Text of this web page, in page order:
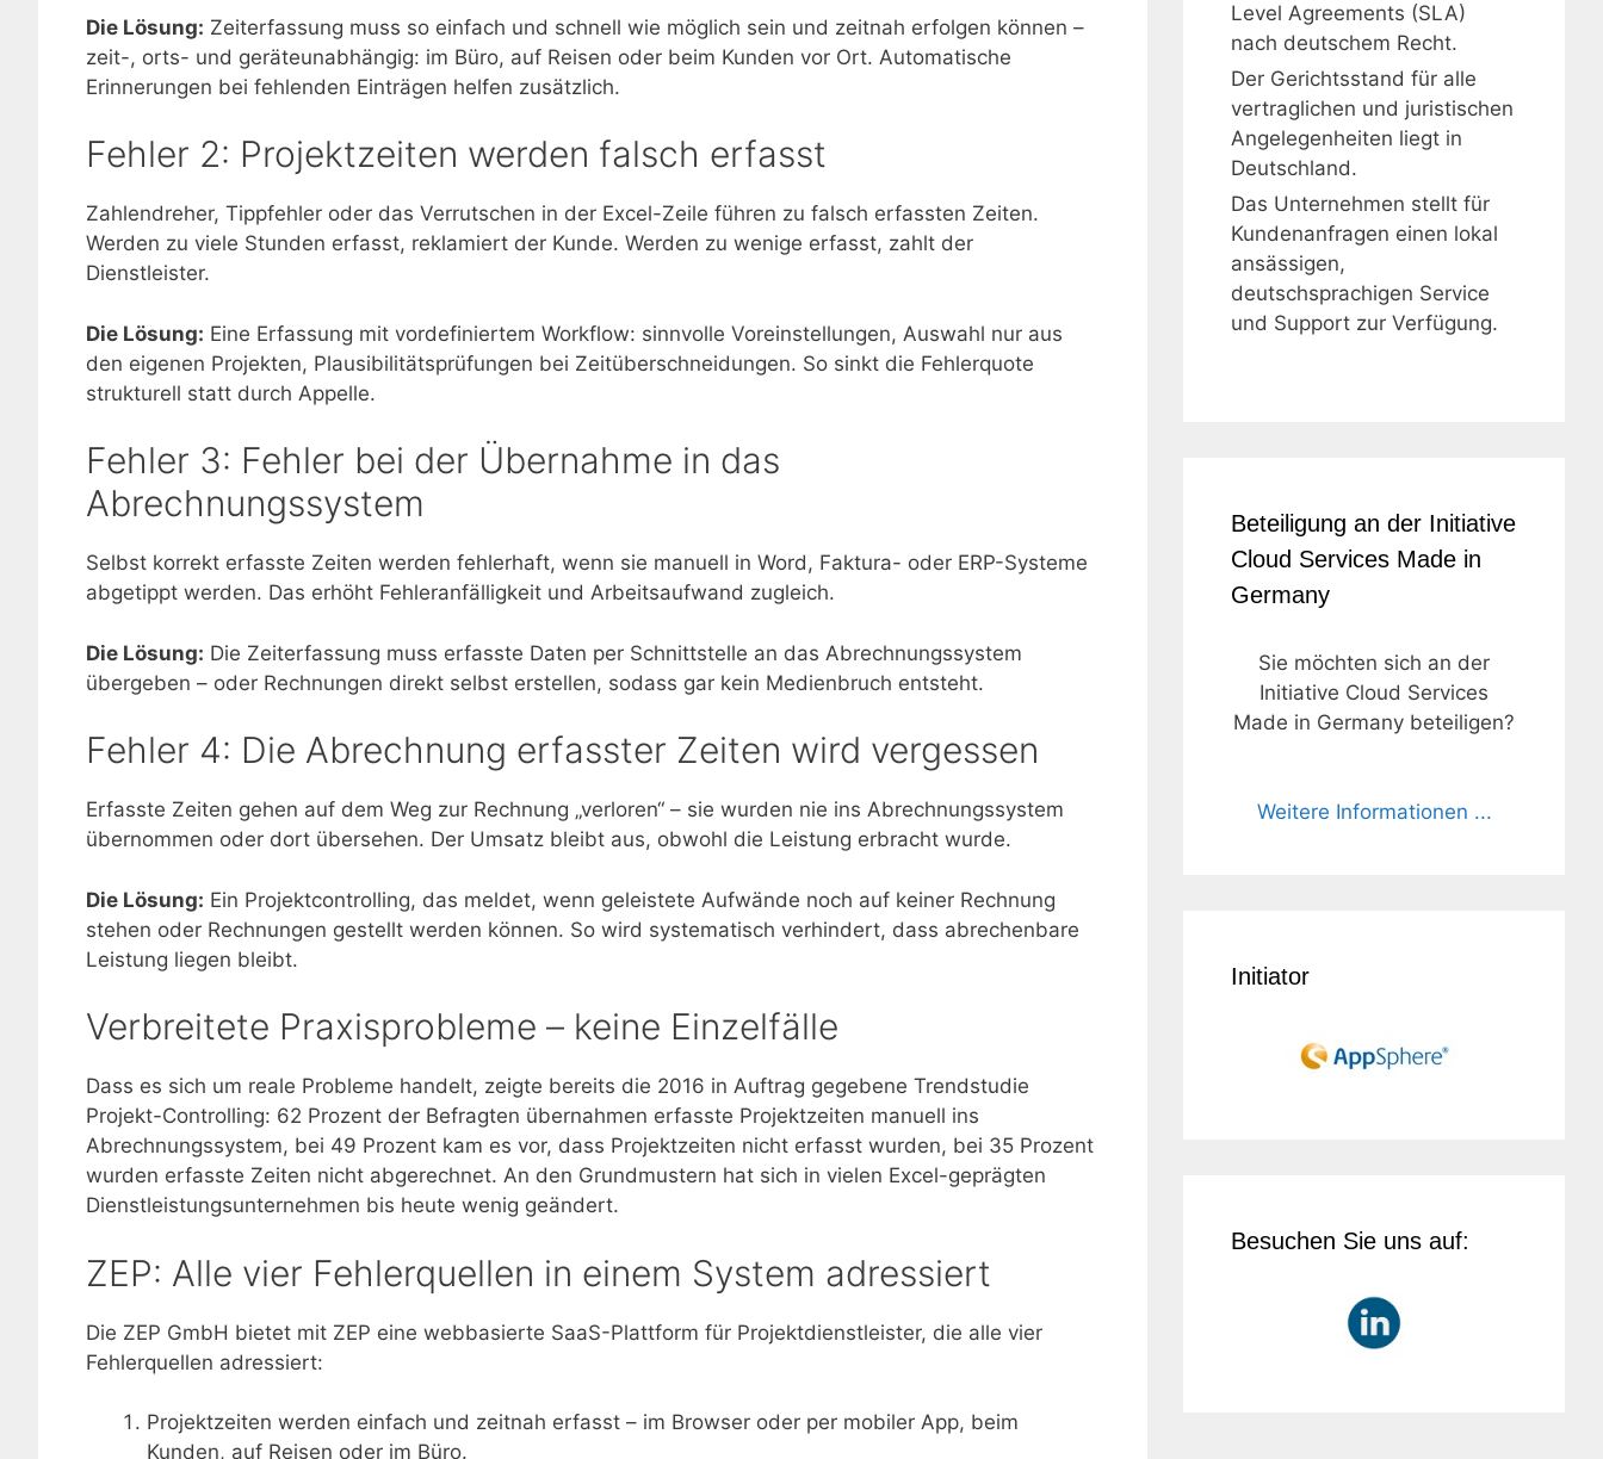
Die Lösung: Zeiterfassung muss so einfach und schnell wie möglich sein und zeitnah erfolgen können –
zeit-, orts- und geräteunabhängig: im Büro, auf Reisen oder beim Kunden vor Ort. Automatische
Erinnerungen bei fehlenden Einträgen helfen zusätzlich.
Fehler 2: Projektzeiten werden falsch erfasst
Zahlendreher, Tippfehler oder das Verrutschen in der Excel-Zeile führen zu falsch erfassten Zeiten.
Werden zu viele Stunden erfasst, reklamiert der Kunde. Werden zu wenige erfasst, zahlt der
Dienstleister.
Die Lösung: Eine Erfassung mit vordefiniertem Workflow: sinnvolle Voreinstellungen, Auswahl nur aus
den eigenen Projekten, Plausibilitätsprüfungen bei Zeitüberschneidungen. So sinkt die Fehlerquote
strukturell statt durch Appelle.
Fehler 3: Fehler bei der Übernahme in das
Abrechnungssystem
Selbst korrekt erfasste Zeiten werden fehlerhaft, wenn sie manuell in Word, Faktura- oder ERP-Systeme
abgetippt werden. Das erhöht Fehleranfälligkeit und Arbeitsaufwand zugleich.
Die Lösung: Die Zeiterfassung muss erfasste Daten per Schnittstelle an das Abrechnungssystem
übergeben – oder Rechnungen direkt selbst erstellen, sodass gar kein Medienbruch entsteht.
Fehler 4: Die Abrechnung erfasster Zeiten wird vergessen
Erfasste Zeiten gehen auf dem Weg zur Rechnung „verloren“ – sie wurden nie ins Abrechnungssystem
übernommen oder dort übersehen. Der Umsatz bleibt aus, obwohl die Leistung erbracht wurde.
Die Lösung: Ein Projektcontrolling, das meldet, wenn geleistete Aufwände noch auf keiner Rechnung
stehen oder Rechnungen gestellt werden können. So wird systematisch verhindert, dass abrechenbare
Leistung liegen bleibt.
Verbreitete Praxisprobleme – keine Einzelfälle
Dass es sich um reale Probleme handelt, zeigte bereits die 2016 in Auftrag gegebene Trendstudie
Projekt-Controlling: 62 Prozent der Befragten übernahmen erfasste Projektzeiten manuell ins
Abrechnungssystem, bei 49 Prozent kam es vor, dass Projektzeiten nicht erfasst wurden, bei 35 Prozent
wurden erfasste Zeiten nicht abgerechnet. An den Grundmustern hat sich in vielen Excel-geprägten
Dienstleistungsunternehmen bis heute wenig geändert.
ZEP: Alle vier Fehlerquellen in einem System adressiert
Die ZEP GmbH bietet mit ZEP eine webbasierte SaaS-Plattform für Projektdienstleister, die alle vier
Fehlerquellen adressiert:
Projektzeiten werden einfach und zeitnah erfasst – im Browser oder per mobiler App, beim
Kunden, auf Reisen oder im Büro.
Level Agreements (SLA)
nach deutschem Recht.
Der Gerichtsstand für alle
vertraglichen und juristischen
Angelegenheiten liegt in
Deutschland.
Das Unternehmen stellt für
Kundenanfragen einen lokal
ansässigen,
deutschsprachigen Service
und Support zur Verfügung.
Beteiligung an der Initiative
Cloud Services Made in
Germany
Sie möchten sich an der
Initiative Cloud Services
Made in Germany beteiligen?
Weitere Informationen ...
Initiator
Besuchen Sie uns auf: